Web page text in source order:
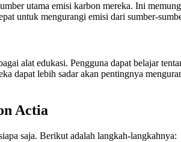
utama emisi karbon mereka. Ini
untuk mengurangi emisi dari sumber-
alat edukasi. Pengguna dapat belajar
dapat lebih sadar akan pentingnya
Actia
saja. Berikut adalah langkah-langkahnya: